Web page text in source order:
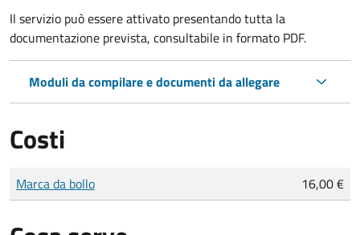
Il servizio può essere attivato presentando tutta la
documentazione prevista, consultabile in formato PDF.
Moduli da compilare e documenti da allegare
Costi
Tipo di pagamento
Importo
Marca da bollo 16,00 €